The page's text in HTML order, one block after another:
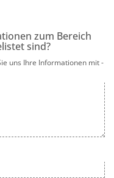
zum Bereich
sind?
uns Ihre Informationen mit -